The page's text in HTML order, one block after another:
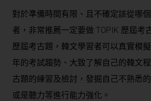
對於準備時間有限、且不確定該從哪
者，非常推薦一定要做 TOPIK 歷屆考
歷屆考古題，韓文學習者可以真實模
年的考試趨勢、大致了解自己的韓文
古題的練習及檢討，發掘自己不熟悉
或是聽力等進行能力強化。